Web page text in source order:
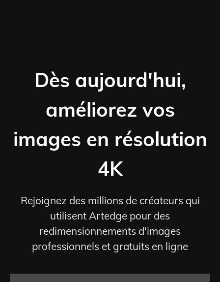
Dès aujourd'hui,
améliorez vos
images en résolution
4K
Rejoignez des millions de créateurs qui
utilisent Artedge pour des
redimensionnements d'images
professionnels et gratuits en ligne